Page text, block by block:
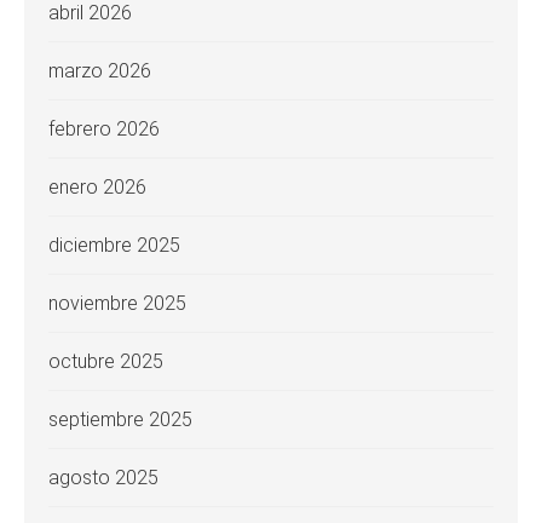
abril 2026
marzo 2026
febrero 2026
enero 2026
diciembre 2025
noviembre 2025
octubre 2025
septiembre 2025
agosto 2025